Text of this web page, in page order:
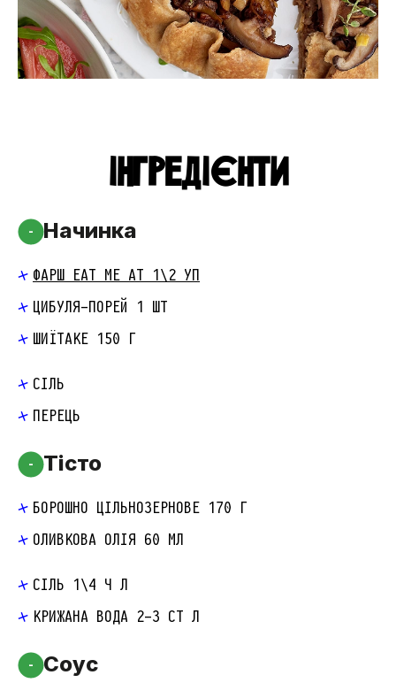
ІНГРЕДІЄНТИ
- Начинка
ФАРШ EAT ME AT 1\2 УП
ЦИБУЛЯ-ПОРЕЙ 1 ШТ
ШИЇТАКЕ 150 Г
СІЛЬ
ПЕРЕЦЬ
- Тісто
БОРОШНО ЦІЛЬНОЗЕРНОВЕ 170 Г
ОЛИВКОВА ОЛІЯ 60 МЛ
СІЛЬ 1\4 Ч Л
КРИЖАНА ВОДА 2-3 СТ Л
- Соус